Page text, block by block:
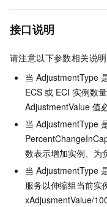
接口说明
请注意以下参数相关说明
当 AdjustmentType
ECS 或 ECI 实例数
AdjustmentValue 值
当 AdjustmentType
数表示增加实例、为
当 AdjustmentType
服务以伸缩组当前实
xAdjusmentValue/